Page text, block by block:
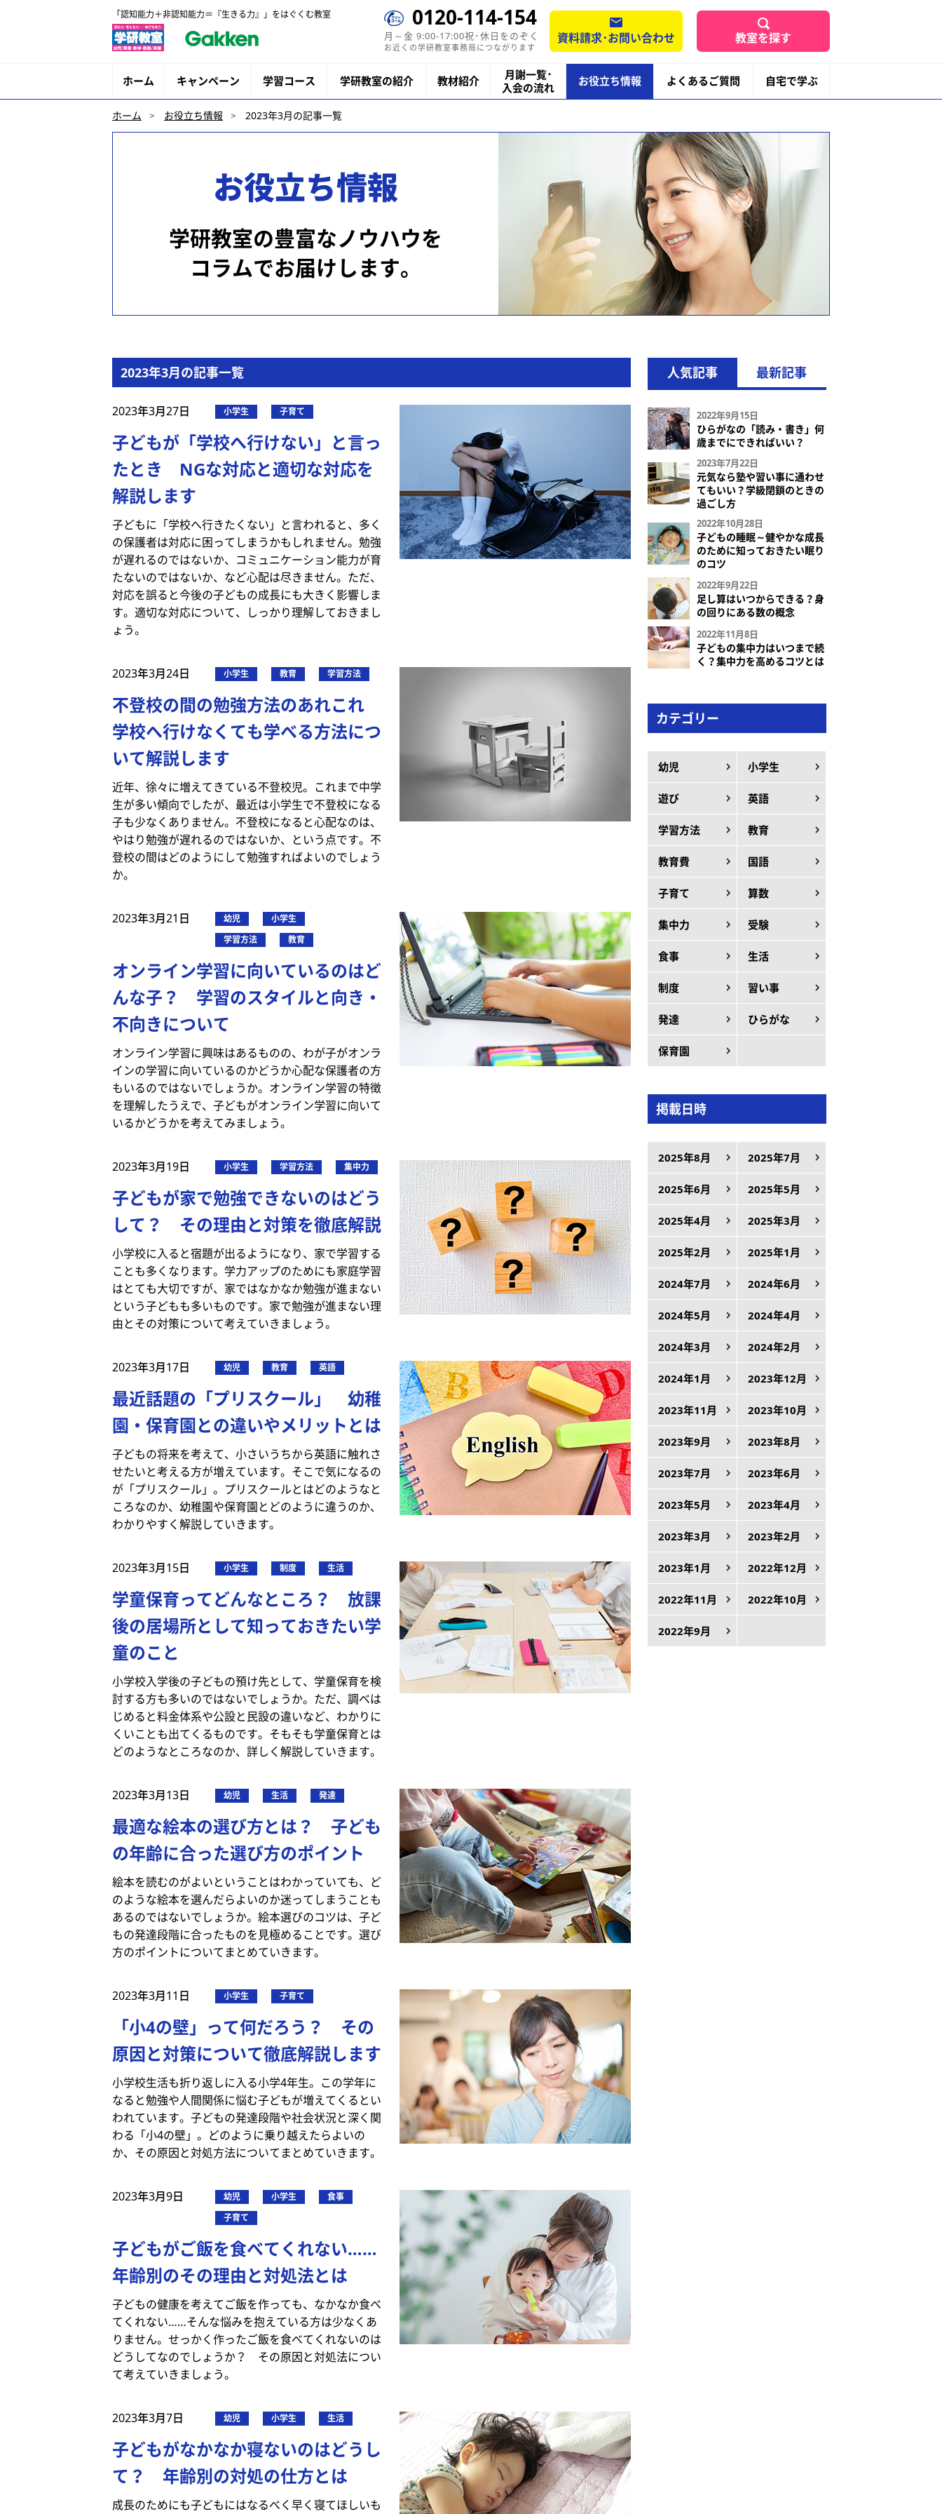
「認知能力＋非認知能力＝『生きる力』」をはぐくむ教室 0120-114-154
月～金 9:00-17:00祝･休日をのぞく
お近くの学研教室事務局につながります
資料請求･お問い合わせ 教室を探す
ホーム キャンペーン 学習コース 学研教室の紹介 教材紹介
月謝一覧･
入会の流れ
お役立ち情報 よくあるご質問 自宅で学ぶ
ホーム お役立ち情報 2023年3月の記事一覧
お役立ち情報
学研教室の豊富なノウハウを
コラムでお届けします。
2023年3月の記事一覧
2023年3月27日 小学生 子育て
子どもが「学校へ行けない」と言っ
たとき NGな対応と適切な対応を
解説します
子どもに「学校へ行きたくない」と言われると、多く
の保護者は対応に困ってしまうかもしれません。勉強
が遅れるのではないか、コミュニケーション能力が育
たないのではないか、など心配は尽きません。ただ、
対応を誤ると今後の子どもの成長にも大きく影響しま
す。適切な対応について、しっかり理解しておきまし
ょう。
2023年3月24日 小学生 教育 学習方法
不登校の間の勉強方法のあれこれ
学校へ行けなくても学べる方法につ
いて解説します
近年、徐々に増えてきている不登校児。これまで中学
生が多い傾向でしたが、最近は小学生で不登校になる
子も少なくありません。不登校になると心配なのは、
やはり勉強が遅れるのではないか、という点です。不
登校の間はどのようにして勉強すればよいのでしょう
か。
2023年3月21日 幼児
小学生
学習方法
教育
オンライン学習に向いているのはど
んな子？ 学習のスタイルと向き・
不向きについて
オンライン学習に興味はあるものの、わが子がオンラ
インの学習に向いているのかどうか心配な保護者の方
もいるのではないでしょうか。オンライン学習の特徴
を理解したうえで、子どもがオンライン学習に向いて
いるかどうかを考えてみましょう。
2023年3月19日 小学生 学習方法 集中力
子どもが家で勉強できないのはどう
して？ その理由と対策を徹底解説
小学校に入ると宿題が出るようになり、家で学習する
ことも多くなります。学力アップのためにも家庭学習
はとても大切ですが、家ではなかなか勉強が進まない
という子どもも多いものです。家で勉強が進まない理
由とその対策について考えていきましょう。
2023年3月17日 幼児 教育 英語
最近話題の「プリスクール」 幼稚
園・保育園との違いやメリットとは
子どもの将来を考えて、小さいうちから英語に触れさ
せたいと考える方が増えています。そこで気になるの
が「プリスクール」。プリスクールとはどのようなと
ころなのか、幼稚園や保育園とどのように違うのか、
わかりやすく解説していきます。
2023年3月15日 小学生 制度 生活
学童保育ってどんなところ？ 放課
後の居場所として知っておきたい学
童のこと
小学校入学後の子どもの預け先として、学童保育を検
討する方も多いのではないでしょうか。ただ、調べは
じめると料金体系や公設と民設の違いなど、わかりに
くいことも出てくるものです。そもそも学童保育とは
どのようなところなのか、詳しく解説していきます。
2023年3月13日 幼児 生活 発達
最適な絵本の選び方とは？ 子ども
の年齢に合った選び方のポイント
絵本を読むのがよいということはわかっていても、ど
のような絵本を選んだらよいのか迷ってしまうことも
あるのではないでしょうか。絵本選びのコツは、子ど
もの発達段階に合ったものを見極めることです。選び
方のポイントについてまとめていきます。
2023年3月11日 小学生 子育て
「小4の壁」って何だろう？ その
原因と対策について徹底解説します
小学校生活も折り返しに入る小学4年生。この学年に
なると勉強や人間関係に悩む子どもが増えてくるとい
われています。子どもの発達段階や社会状況と深く関
わる「小4の壁」。どのように乗り越えたらよいの
か、その原因と対処方法についてまとめていきます。
2023年3月9日 幼児 小学生
食事
子育て
子どもがご飯を食べてくれない……
年齢別のその理由と対処法とは
子どもの健康を考えてご飯を作っても、なかなか食べ
てくれない……そんな悩みを抱えている方は少なくあ
りません。せっかく作ったご飯を食べてくれないのは
どうしてなのでしょうか？ その原因と対処法につい
て考えていきましょう。
2023年3月7日 幼児 小学生 生活
子どもがなかなか寝ないのはどうし
て？ 年齢別の対処の仕方とは
成長のためにも子どもにはなるべく早く寝てほしいも
人気記事
2022年9月15日
ひらがなの「読み・書き」何
歳までにできればいい？
2023年7月22日
元気なら塾や習い事に通わせ
てもいい？学級閉鎖のときの
過ごし方
2022年10月28日
子どもの睡眠～健やかな成長
のために知っておきたい眠り
のコツ
2022年9月22日
足し算はいつからできる？身
の回りにある数の概念
2022年11月8日
子どもの集中力はいつまで続
く？集中力を高めるコツとは
最新記事
カテゴリー
幼児 小学生
遊び 英語
学習方法 教育
教育費 国語
子育て 算数
集中力 受験
食事 生活
制度 習い事
発達 ひらがな
保育園
掲載日時
2025年8月 2025年7月
2025年6月 2025年5月
2025年4月 2025年3月
2025年2月 2025年1月
2024年7月 2024年6月
2024年5月 2024年4月
2024年3月 2024年2月
2024年1月 2023年12月
2023年11月 2023年10月
2023年9月 2023年8月
2023年7月 2023年6月
2023年5月 2023年4月
2023年3月 2023年2月
2023年1月 2022年12月
2022年11月 2022年10月
2022年9月